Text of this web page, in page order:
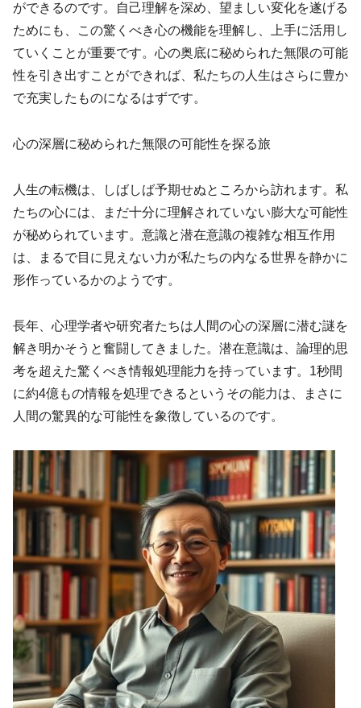
ができるのです。自己理解を深め、望ましい変化を遂げる
ためにも、この驚くべき心の機能を理解し、上手に活用し
ていくことが重要です。心の奥底に秘められた無限の可能
性を引き出すことができれば、私たちの人生はさらに豊か
で充実したものになるはずです。
心の深層に秘められた無限の可能性を探る旅
人生の転機は、しばしば予期せぬところから訪れます。私
たちの心には、まだ十分に理解されていない膨大な可能性
が秘められています。意識と潜在意識の複雑な相互作用
は、まるで目に見えない力が私たちの内なる世界を静かに
形作っているかのようです。
長年、心理学者や研究者たちは人間の心の深層に潜む謎を
解き明かそうと奮闘してきました。潜在意識は、論理的思
考を超えた驚くべき情報処理能力を持っています。1秒間
に約4億もの情報を処理できるというその能力は、まさに
人間の驚異的な可能性を象徴しているのです。